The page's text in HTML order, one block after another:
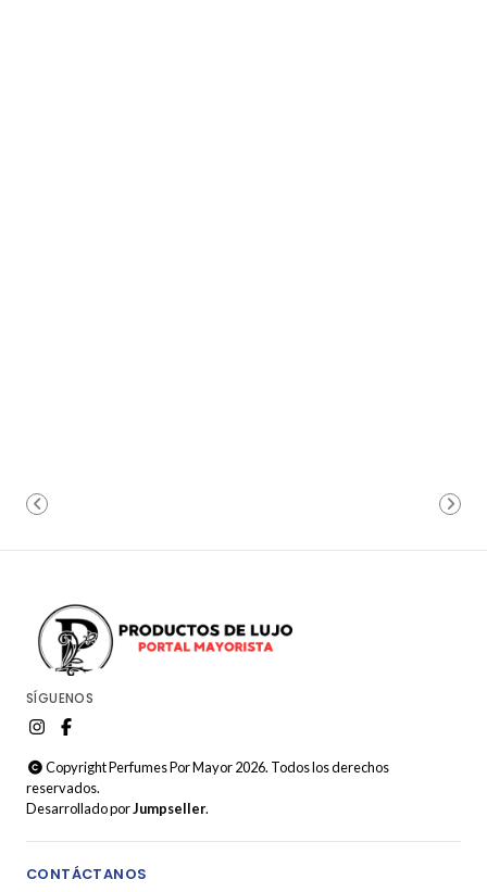
SÍGUENOS
Copyright Perfumes Por Mayor 2026. Todos los derechos
reservados.
Desarrollado porJumpseller.
CONTÁCTANOS